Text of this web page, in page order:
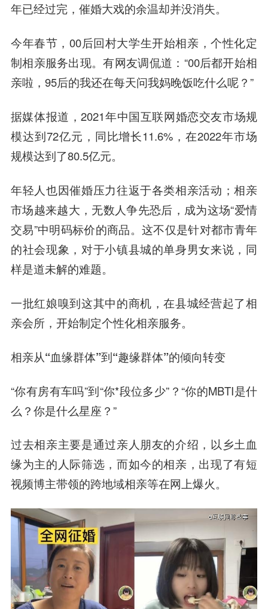
年已经过完，催婚大戏的余温却并没消失。
今年春节，00后回村大学生开始相亲，个性化定
制相亲服务出现。有网友调侃道：“00后都开始相
亲啦，95后的我还在每天问我妈晚饭吃什么呢？”
据媒体报道，2021年中国互联网婚恋交友市场规
模达到72亿元，同比增长11.6%，在2022年市场
规模达到了80.5亿元。
年轻人也因催婚压力往返于各类相亲活动；相亲
市场越来越大，无数人争先恐后，成为这场“爱情
交易”中明码标价的商品。这不仅是针对都市青年
的社会现象，对于小镇县城的单身男女来说，同
样是道未解的难题。
一批红娘嗅到这其中的商机，在县城经营起了相
亲会所，开始制定个性化相亲服务。
相亲从“血缘群体”到“趣缘群体”的倾向转变
“你有房有车吗”到“你*段位多少”？“你的MBTI是什
么？你是什么星座？”
过去相亲主要是通过亲人朋友的介绍，以乡土血
缘为主的人际筛选，而如今的相亲，出现了有短
视频博主带领的跨地域相亲等在网上爆火。